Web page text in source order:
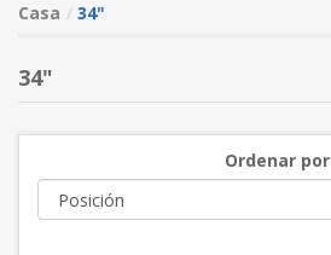
Casa 34"
34"
Ordenar por